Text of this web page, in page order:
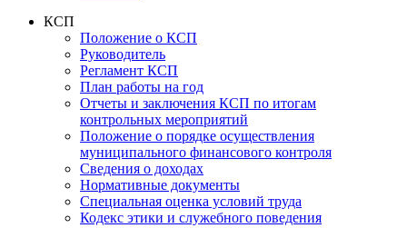
КСП
Положение о КСП
Руководитель
Регламент КСП
План работы на год
Отчеты и заключения КСП по итогам
контрольных мероприятий
Положение о порядке осуществления
муниципального финансового контроля
Сведения о доходах
Нормативные документы
Специальная оценка условий труда
Кодекс этики и служебного поведения